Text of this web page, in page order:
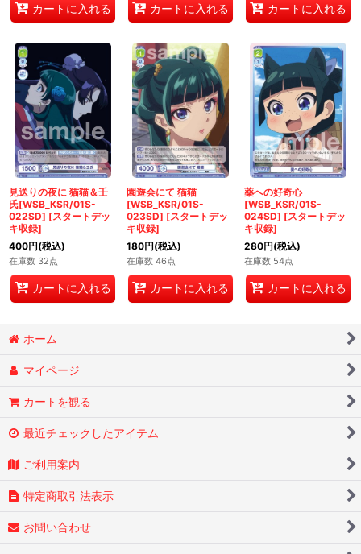
カートに入れる カートに入れる カートに入れる
見送りの夜に 猫猫＆壬
氏[WSB_KSR/01S-
022SD] [スタートデッ
キ収録]
400円(税込)
在庫数 32点
カートに入れる
園遊会にて 猫猫
[WSB_KSR/01S-
023SD] [スタートデッ
キ収録]
180円(税込)
在庫数 46点
カートに入れる
薬への好奇心
[WSB_KSR/01S-
024SD] [スタートデッ
キ収録]
280円(税込)
在庫数 54点
カートに入れる
ホーム
マイページ
カートを観る
最近チェックしたアイテム
ご利用案内
特定商取引法表示
お問い合わせ